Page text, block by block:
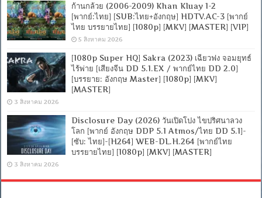
ก้านกล้วย (2006-2009) Khan Kluay 1-2
[พากย์:ไทย] [SUB:ไทย+อังกฤษ] HDTV.AC-3 [พากย์
ไทย บรรยายไทย] [1080p] [MKV] [MASTER] [VIP]
5 สิงหาคม 2026
[1080p Super HQ] Sakra (2023) เฉียวฟง จอมยุทธ์
ไร้พ่าย [เสียงจีน DD 5.1.EX / พากย์ไทย DD 2.0]
[บรรยาย: อังกฤษ Master] [1080p] [MKV]
[MASTER]
3 สิงหาคม 2026
Disclosure Day (2026) วันเปิดโปง ไขปริศนาลวง
โลก [พากย์ อังกฤษ DDP 5.1 Atmos/ไทย DD 5.1]-
[ซับ: ไทย]-[H264] WEB-DL.H.264 [พากย์ไทย
บรรยายไทย] [1080p] [MKV] [MASTER]
3 สิงหาคม 2026